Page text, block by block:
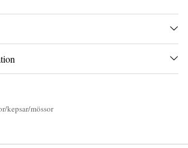
kepsar/mössor